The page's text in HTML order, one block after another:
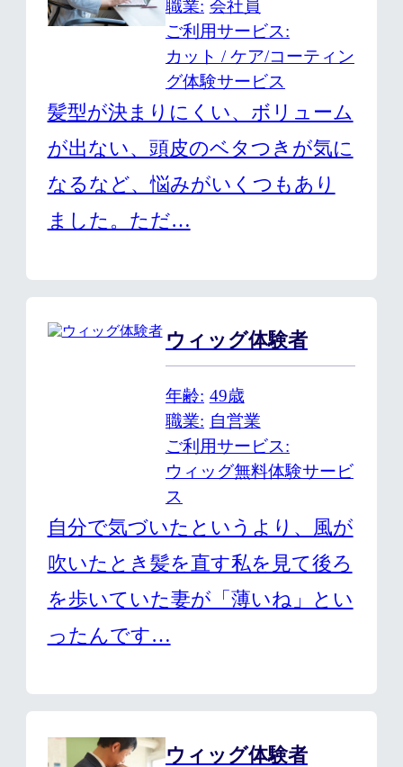
職業 会社員
ご利用サービス
カット / ケア/コーティン
グ体験サービス
髪型が決まりにくい、ボリューム
が出ない、頭皮のベタつきが気に
なるなど、悩みがいくつもあり
ました。ただ…
ウィッグ体験者
年齢 49歳
職業
自営業
ご利用サービス
ウィッグ無料体験サービ
ス
自分で気づいたというより、風が
吹いたとき髪を直す私を見て後ろ
を歩いていた妻が「薄いね」とい
ったんです…
ウィッグ体験者